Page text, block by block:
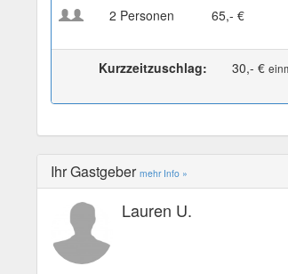
2 Personen
65,- €
Kurzzeitzuschlag: 30,- €
Ihr Gastgeber mehr Info »
Lauren U.